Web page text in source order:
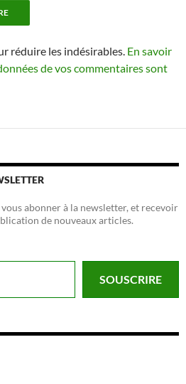
réduire les indésirables. En savoir
de vos commentaires sont
abonner à la newsletter, et recevoir
de nouveaux articles.
SOUSCRIRE